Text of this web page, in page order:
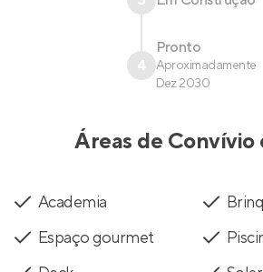
4
Pronto
Aproximadamente
Dez 2030
Áreas de Convívio
Academia
Espaço gourmet